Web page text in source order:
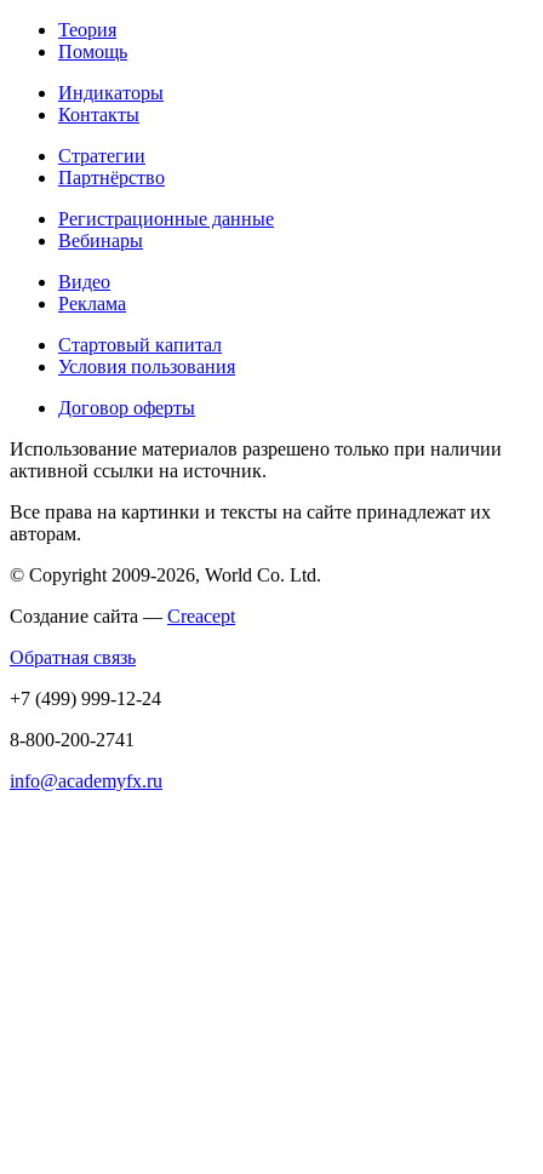
Теория
Помощь
Индикаторы
Контакты
Стратегии
Партнёрство
Регистрационные данные
Вебинары
Видео
Реклама
Стартовый капитал
Условия пользования
Договор оферты
Использование материалов разрешено только при наличии
активной ссылки на источник.
Все права на картинки и тексты на сайте принадлежат их
авторам.
© Copyright 2009-2026, World Co. Ltd.
Создание сайта — Creacept
Обратная связь
+7 (499) 999-12-24
8-800-200-2741
info@academyfx.ru